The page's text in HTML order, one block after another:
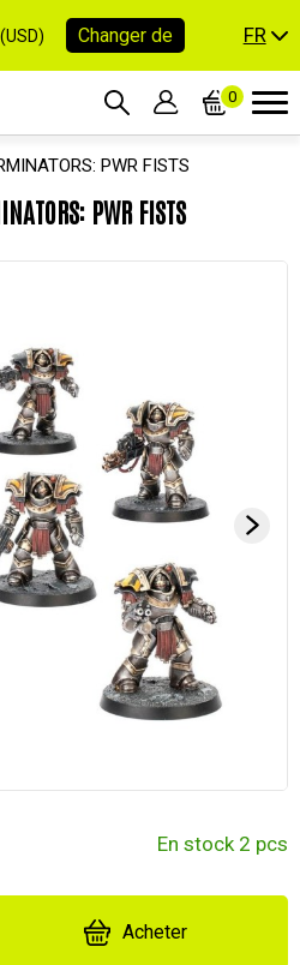
Changer de FR
0
PWR FISTS
PWR FISTS
En stock 2 pcs
Acheter